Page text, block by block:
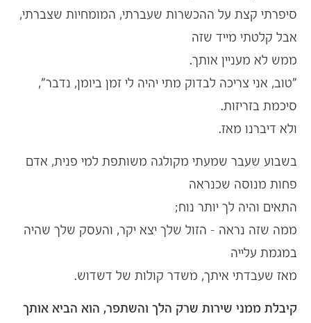
סיפרתי קצת על ההכשרות שעברתי, המומחיות שצברתי,
אבל קלטתי מייד שזה
ממש לא מעניין אותך.
"טוב, אני צריכה לבדוק מתי יהיה לי זמן ביומן, נדבר",
סיכמת בזריזות.
ולא דיברנו מאז.
בשבוע שעבר שמעתי מקולגה משותפת למי פנית, אדם
פחות מנוסה שכנראה
התאים והיה לך יותר נוח;
ממה שזה נראה – הזול שלך יצא יקר, והעסק שלך שהיה
במגמת עלייה
מאז שעבדתי איתך, משדר קולות של דשדוש.
קיבלת ממני שירות שרק הלך והשתפר, הוא הביא אותך